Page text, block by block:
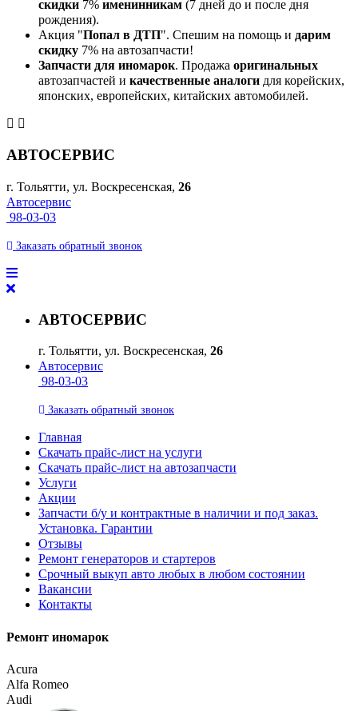
скидки 7% именинникам (7 дней до и после дня
рождения).
Акция "Попал в ДТП". Спешим на помощь и дарим
скидку 7% на автозапчасти!
Запчасти для иномарок. Продажа оригинальных
автозапчастей и качественные аналоги для корейских,
японских, европейских, китайских автомобилей.
АВТОСЕРВИС
г. Тольятти, ул. Воскресенская, 26
Автосервис
98-03-03
Заказать обратный звонок
АВТОСЕРВИС
г. Тольятти, ул. Воскресенская, 26
Автосервис
98-03-03
Заказать обратный звонок
Главная
Скачать прайс-лист на услуги
Скачать прайс-лист на автозапчасти
Услуги
Акции
Запчасти б/у и контрактные в наличии и под заказ.
Установка. Гарантии
Отзывы
Ремонт генераторов и стартеров
Cрочный выкуп авто любых в любом состоянии
Вакансии
Контакты
Ремонт иномарок
Acura
Alfa Romeo
Audi